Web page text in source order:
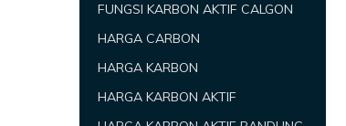
FUNGSI KARBON AKTIF CALGON
HARGA CARBON
HARGA KARBON
HARGA KARBON AKTIF